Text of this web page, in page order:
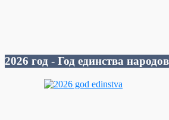
2026 год - Год единства